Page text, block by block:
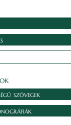
szövegek